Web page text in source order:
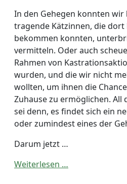
In den Gehegen konnten wir
tragende Kätzinnen, die dort
bekommen konnten,
vermitteln. Oder auch
Rahmen von
wurden, und die wir nicht
wollten, um ihnen die
Zuhause zu ermöglichen. All
sei denn, es findet sich ein
oder zumindest eines der
Darum jetzt …
Weiterlesen …